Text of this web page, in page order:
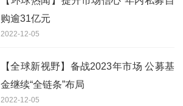
购逾31亿元
2022-12-05
【全球新视野】备战2023年市场 公募基
金继续“全链条”布局
2022-12-05